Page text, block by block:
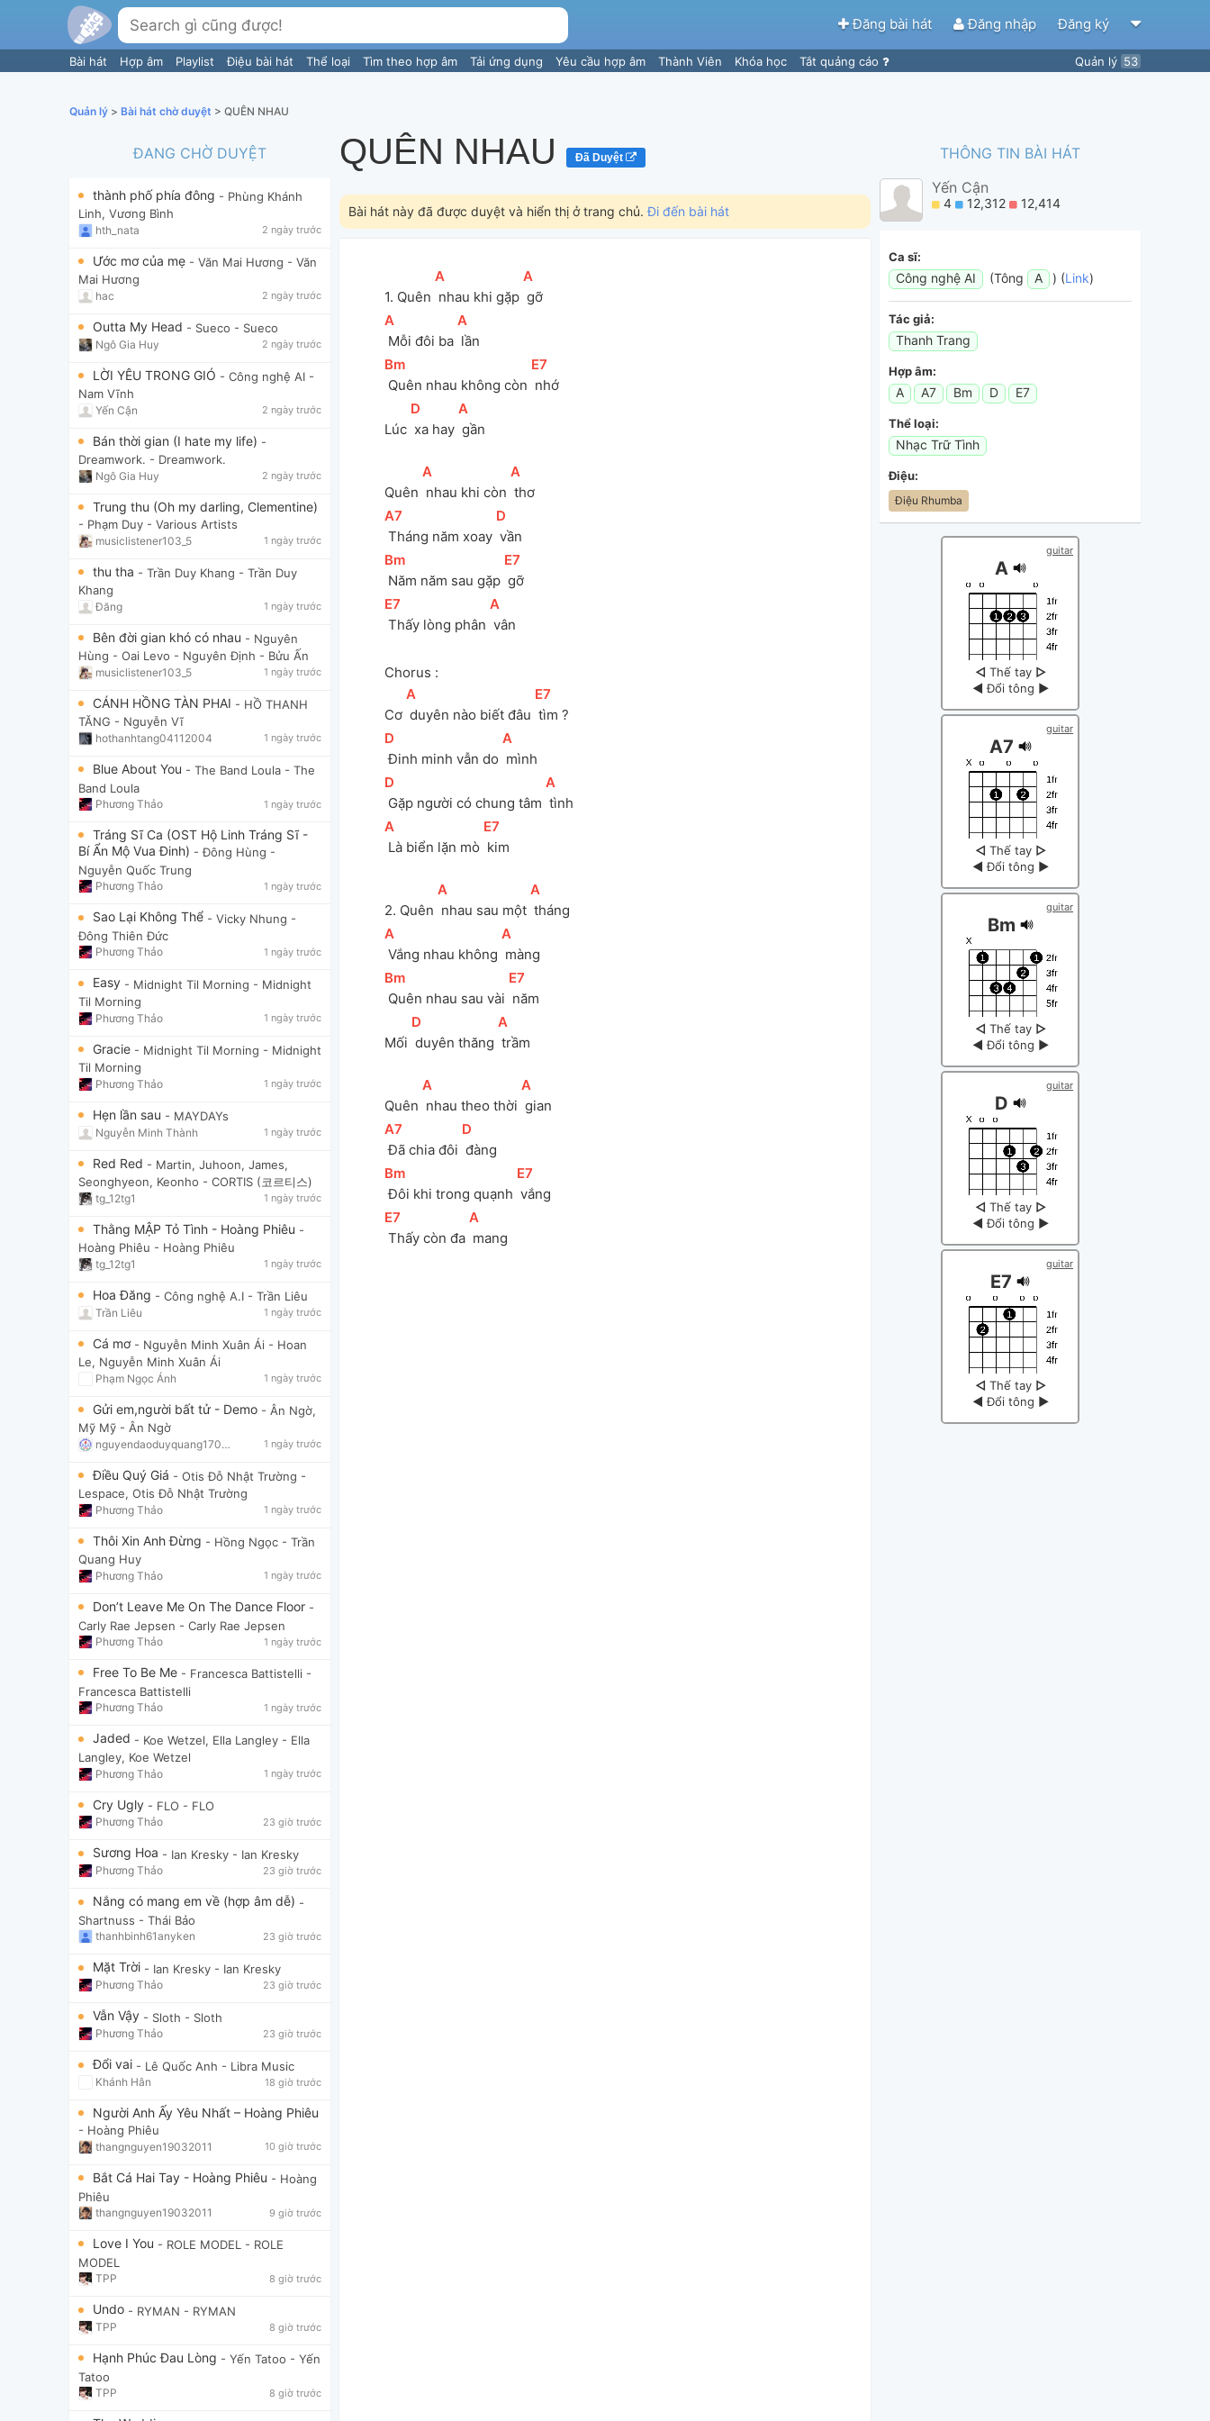
Đăng bài hát Đăng nhập Đăng ký
Bài hát Hợp âm Playlist Điệu bài hát Thể loại Tìm theo hợp âm Tải ứng dụng Yêu cầu hợp âm Thành Viên Khóa học Tắt quảng cáo Quản lý 53
Quản lý > Bài hát chờ duyệt > QUÊN NHAU
ĐANG CHỜ DUYỆT
thành phố phía đông - Phùng Khánh
Linh, Vương Bình
hth_nata 2 ngày trước
Ước mơ của mẹ - Văn Mai Hương - Văn
Mai Hương
hac 2 ngày trước
Outta My Head - Sueco - Sueco
Ngô Gia Huy 2 ngày trước
LỜI YÊU TRONG GIÓ - Công nghệ AI -
Nam Vĩnh
Yến Cận 2 ngày trước
Bán thời gian (I hate my life) -
Dreamwork. - Dreamwork.
Ngô Gia Huy 2 ngày trước
Trung thu (Oh my darling, Clementine)
- Phạm Duy - Various Artists
musiclistener103_5 1 ngày trước
thu tha - Trần Duy Khang - Trần Duy
Khang
Đăng 1 ngày trước
Bên đời gian khó có nhau - Nguyên
Hùng - Oai Levo - Nguyên Định - Bửu Ấn
musiclistener103_5 1 ngày trước
CÁNH HỒNG TÀN PHAI - HỒ THANH
TĂNG - Nguyễn Vĩ
hothanhtang04112004 1 ngày trước
Blue About You - The Band Loula - The
Band Loula
Phương Thảo 1 ngày trước
Tráng Sĩ Ca (OST Hộ Linh Tráng Sĩ -
Bí Ẩn Mộ Vua Đinh) - Đông Hùng -
Nguyễn Quốc Trung
Phương Thảo 1 ngày trước
Sao Lại Không Thể - Vicky Nhung -
Đông Thiên Đức
Phương Thảo 1 ngày trước
Easy - Midnight Til Morning - Midnight
Til Morning
Phương Thảo 1 ngày trước
Gracie - Midnight Til Morning - Midnight
Til Morning
Phương Thảo 1 ngày trước
Hẹn lần sau - MAYDAYs
Nguyễn Minh Thành 1 ngày trước
Red Red - Martin, Juhoon, James,
Seonghyeon, Keonho - CORTIS (코르티스)
tg_12tg1 1 ngày trước
Thằng MẬP Tỏ Tình - Hoàng Phiêu -
Hoàng Phiêu - Hoàng Phiêu
tg_12tg1 1 ngày trước
Hoa Đăng - Công nghệ A.I - Trần Liêu
Trần Liêu 1 ngày trước
Cá mơ - Nguyễn Minh Xuân Ái - Hoan
Le, Nguyễn Minh Xuân Ái
Phạm Ngọc Ánh 1 ngày trước
Gửi em,người bất tử - Demo - Ân Ngờ,
Mỹ Mỹ - Ân Ngờ
nguyendaoduyquang17021 1 ngày trước
Điều Quý Giá - Otis Đỗ Nhật Trường -
Lespace, Otis Đỗ Nhật Trường
Phương Thảo 1 ngày trước
Thôi Xin Anh Đừng - Hồng Ngọc - Trần
Quang Huy
Phương Thảo 1 ngày trước
Don’t Leave Me On The Dance Floor -
Carly Rae Jepsen - Carly Rae Jepsen
Phương Thảo 1 ngày trước
Free To Be Me - Francesca Battistelli -
Francesca Battistelli
Phương Thảo 1 ngày trước
Jaded - Koe Wetzel, Ella Langley - Ella
Langley, Koe Wetzel
Phương Thảo 1 ngày trước
Cry Ugly - FLO - FLO
Phương Thảo 23 giờ trước
Sương Hoa - Ian Kresky - Ian Kresky
Phương Thảo 23 giờ trước
Nắng có mang em về (hợp âm dễ) -
Shartnuss - Thái Bảo
thanhbinh61anyken 23 giờ trước
Mặt Trời - Ian Kresky - Ian Kresky
Phương Thảo 23 giờ trước
Vẫn Vậy - Sloth - Sloth
Phương Thảo 23 giờ trước
Đổi vai - Lê Quốc Anh - Libra Music
Khánh Hân 18 giờ trước
Người Anh Ấy Yêu Nhất – Hoàng Phiêu
- Hoàng Phiêu
thangnguyen19032011 10 giờ trước
Bắt Cá Hai Tay - Hoàng Phiêu - Hoàng
Phiêu
thangnguyen19032011 9 giờ trước
Love I You - ROLE MODEL - ROLE
MODEL
TPP 8 giờ trước
Undo - RYMAN - RYMAN
TPP 8 giờ trước
Hạnh Phúc Đau Lòng - Yến Tatoo - Yến
Tatoo
TPP 8 giờ trước
QUÊN NHAU Đã Duyệt
Bài hát này đã được duyệt và hiển thị ở trang chủ.Đi đến bài hát
1. Quên
[
A
nhau khi gặp
[
A
gỡ
[
A
Mỗi đôi ba
[
A
lần
[Bm
Quên nhau không còn
[E7
nhớ
Lúc
[D
xa hay
[
A
gần
Quên
[
A
nhau khi còn
[
A
thơ
[
A7
Tháng năm xoay
[D
vần
[Bm
Năm năm sau gặp
[E7
gỡ
[E7
Thấy lòng phân
[
A
vân
Chorus :
Cơ
[
A
duyên nào biết đâu
[E7
tìm ?
[D
Đinh minh vẫn do
[
A
mình
[D
Gặp người có chung tâm
[
A
tình
[
A
Là biển lặn mò
[E7
kim
2. Quên
[
A
nhau sau một
[
A
tháng
[
A
Vắng nhau không
[
A
màng
[Bm
Quên nhau sau vài
[E7
năm
Mối
[D
duyên thăng
[
A
trầm
Quên
[
A
nhau theo thời
[
A
gian
[
A7
Đã chia đôi
[D
đàng
[Bm
Đôi khi trong quạnh
[E7
vắng
[E7
Thấy còn đa
[
A
mang
THÔNG TIN BÀI HÁT
Yến Cận
4 12,312 12,414
Ca sĩ:
Công nghệ AI (Tông A ) (Link)
Tác giả:
Thanh Trang
Hợp âm:
A A7 Bm D E7
Thể loại:
Nhạc Trữ Tình
Điệu:
Điệu Rhumba
guitar
A
◁ Thế tay ▷
◀ Đổi tông ▶
guitar
A7
◁ Thế tay ▷
◀ Đổi tông ▶
guitar
Bm
◁ Thế tay ▷
◀ Đổi tông ▶
guitar
D
◁ Thế tay ▷
◀ Đổi tông ▶
guitar
E7
◁ Thế tay ▷
◀ Đổi tông ▶